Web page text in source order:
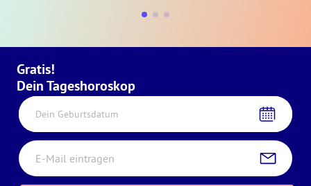
Gratis!
Dein Tageshoroskop
Dein Geburtsdatum